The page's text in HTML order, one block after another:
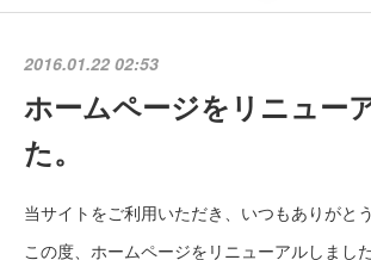
2016.01.22 02:53
ホームページをリニュー
た。
当サイトをご利用いただき、いつもありがと
この度、ホームページをリニューアルしました